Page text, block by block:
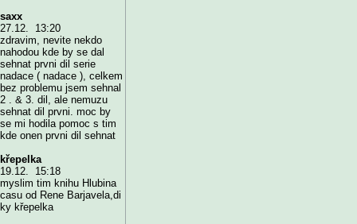
saxx
27.12. 13:20
zdravim, nevite nekdo
nahodou kde by se dal
sehnat prvni dil serie
nadace ( nadace ), celkem
bez problemu jsem sehnal
2 . & 3. dil, ale nemuzu
sehnat dil prvni. moc by
se mi hodila pomoc s tim
kde onen prvni dil sehnat
křepelka
19.12. 15:18
myslim tim knihu Hlubina
casu od Rene Barjavela,di
ky křepelka